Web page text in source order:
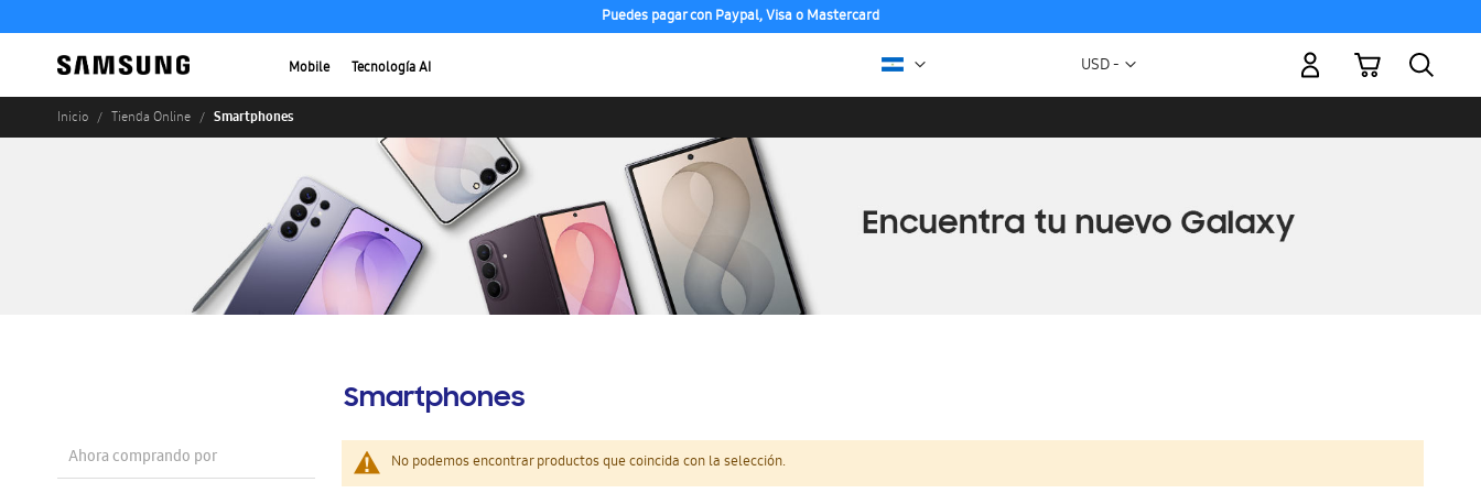
Puedes pagar con Paypal, Visa o Mastercard
Mobile Tecnología AI Moneda
USD -
Mi carrito
Inicio Tienda Online Smartphones
Smartphones
No podemos encontrar productos que coincida con la selección.
Ahora comprando por